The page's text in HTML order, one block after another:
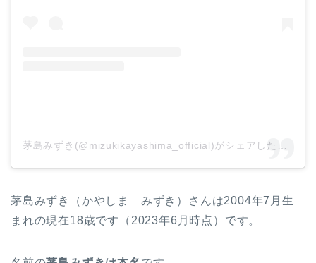
茅島みずき(@mizukikayashima_official)がシェアした投稿
茅島みずき（かやしま みずき）さんは2004年7月生
まれの現在18歳です（2023年6月時点）です。